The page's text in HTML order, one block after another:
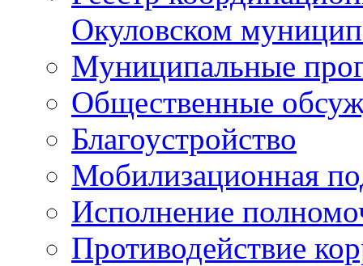
Окуловском
Муниципальные
Общественные
Благоустройство
Мобилизационная
Исполнение
Противодействие